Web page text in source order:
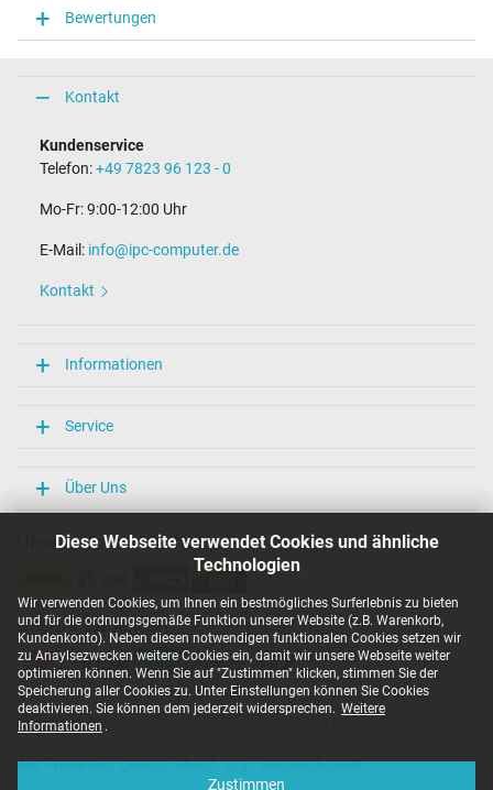
Diese Webseite verwendet Cookies und ähnliche
Technologien
Wir verwenden Cookies, um Ihnen ein bestmögliches Surferlebnis zu bieten
und für die ordnungsgemäße Funktion unserer Website (z.B. Warenkorb,
Kundenkonto). Neben diesen notwendigen funktionalen Cookies setzen wir
zu Anaylsezwecken weitere Cookies ein, damit wir unsere Webseite weiter
optimieren können. Wenn Sie auf "Zustimmen" klicken, stimmen Sie der
Speicherung aller Cookies zu. Unter Einstellungen können Sie Cookies
deaktivieren. Sie können dem jederzeit widersprechen. Weitere
Informationen .
Zustimmen
Steckertyp / -form
rund / 180° gerade
9,5 mm
Ja
Länge Anschlusskabel (m) (ca.)
Länge / Breite / Höhe
Weitere Daten
Ja
CE
N
PSE
SEC
Singapore Safety Mark
TÜV Argentina Certificado
TÜV Geprüfte Sicherheit
UKCA
UL Listed
Bewertungen
Kontakt
Kundenservice
Telefon:+49 7823 96 123 - 0
Mo-Fr: 9:00-12:00 Uhr
E-Mail: info@ipc-computer.de
Kontakt
Informationen
Service
Über Uns
Unsere Versandarten
Unsere Zahlarten
Copyright ©
Alle Preise inkl. gesetzl. MwSt. zzgl. Versandkosten